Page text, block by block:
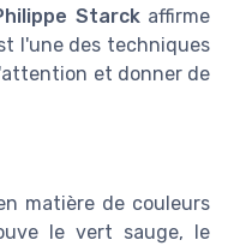
Starckaffirme
l'une des techniques
et donner de
matière de couleurs
le vert sauge, le